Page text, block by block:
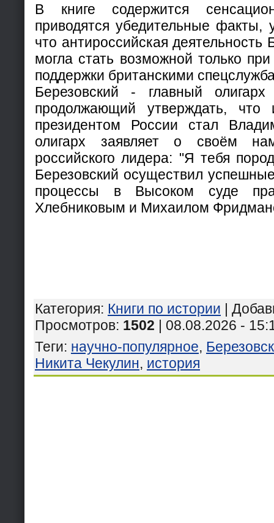
В книге содержится
приводятся убедительные
что антироссийская деятельность
могла стать возможной только
поддержки британскими
Березовский - главный олигарх
продолжающий утверждать, что
президентом России стал
олигарх заявляет о своём
российского лидера: "Я тебя
Березовский осуществил
процессы в Высоком суде
Хлебниковым и Михаилом
Категория: Книги по истории |
Просмотров: 1502 | 08.08.2026 -
Теги: научно-популярное,
Никита Чекулин, история